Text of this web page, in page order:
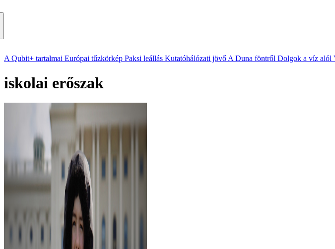
A Qubit+ tartalmai Európai tűzkörkép Paksi leállás Kutatóhálózati jövő A Duna föntről Dolgok a víz alól
iskolai erőszak